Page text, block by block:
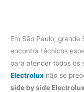
Em São Paulo, grande
encontra técnicos
para atender todos os
Electrolux não se
side by side